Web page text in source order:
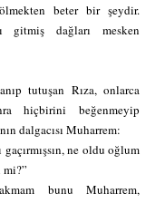
beter bir şeydir.
gitmiş dağları mesken
tutuşan Rıza, onlarca
hiçbirini beğenmeyip
dalgacısı Muharrem:
ne oldu oğlum
mi?”
bunu Muharrem,